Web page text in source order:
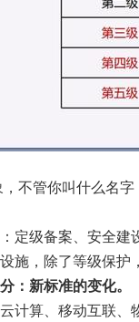
施，除了等级保
分：新标准的变化。
计算、移动互联、